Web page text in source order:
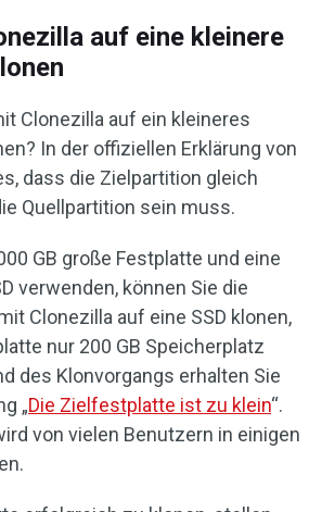
auf eine kleinere
Clonezilla auf ein kleineres
In der offiziellen Erklärung von
dass die Zielpartition gleich
Quellpartition sein muss.
GB große Festplatte und eine
verwenden, können Sie die
Clonezilla auf eine SSD klonen,
nur 200 GB Speicherplatz
des Klonvorgangs erhalten Sie
„Die Zielfestplatte ist zu klein“.
von vielen Benutzern in einigen